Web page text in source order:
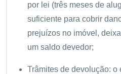
por lei (três meses de
suficiente para cobrir
prejuízos no imóvel,
um saldo devedor;
Trâmites de devolução: o